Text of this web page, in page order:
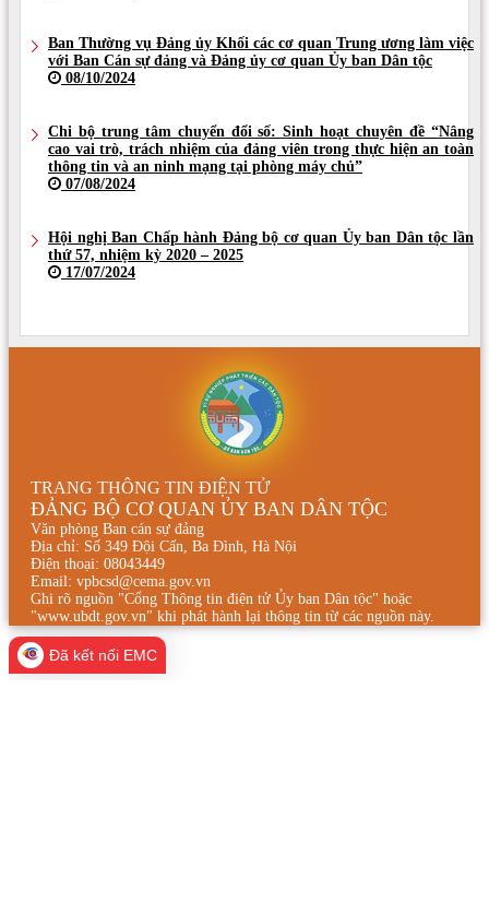
Ban Thường vụ Đảng ủy Khối các cơ quan Trung ương làm việc
với Ban Cán sự đảng và Đảng ủy cơ quan Ủy ban Dân tộc
08/10/2024
Chi bộ trung tâm chuyển đổi số: Sinh hoạt chuyên đề “Nâng
cao vai trò, trách nhiệm của đảng viên trong thực hiện an toàn
thông tin và an ninh mạng tại phòng máy chủ”
07/08/2024
Hội nghị Ban Chấp hành Đảng bộ cơ quan Ủy ban Dân tộc lần
thứ 57, nhiệm kỳ 2020 – 2025
17/07/2024
TRANG THÔNG TIN ĐIỆN TỬ
ĐẢNG BỘ CƠ QUAN ỦY BAN DÂN TỘC
Văn phòng Ban cán sự đảng
Địa chỉ: Số 349 Đội Cấn, Ba Đình, Hà Nội
Điện thoại: 08043449
Email: vpbcsd@cema.gov.vn
Ghi rõ nguồn "Cổng Thông tin điện tử Ủy ban Dân tộc" hoặc
"www.ubdt.gov.vn" khi phát hành lại thông tin từ các nguồn này.
Đã kết nối EMC